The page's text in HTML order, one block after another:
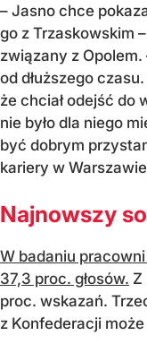
– Jasno chce
go z Trzaskowskim
związany z
od dłuższego
że chciał odejść do
nie było dla niego
być dobrym
kariery w
Najnowszy
W badaniu pracowni
37,3 proc. głosów. Z
proc. wskazań.
z Konfederacji